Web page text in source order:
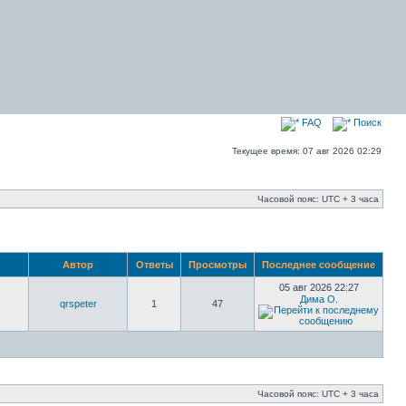
FAQ Поиск
Текущее время: 07 авг 2026 02:29
Часовой пояс: UTC + 3 часа
Автор Ответы Просмотры Последнее сообщение
qrspeter 1 47
05 авг 2026 22:27
Дима О.
Часовой пояс: UTC + 3 часа